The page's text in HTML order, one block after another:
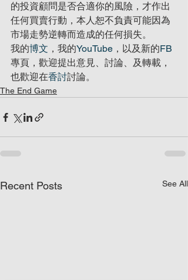
的投資顧問是否合適你的風險，才作出
任何買賣行動，本人恕不負責可能因為
市場走勢逆轉而造成的任何損失。
我的博文 ，我的YouTube ，以及新的FB
專頁，歡迎提出意見、討論、及轉載，
也歡迎在香討討論。
The End Game
Recent Posts See All